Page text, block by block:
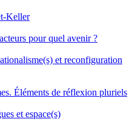
Keller
pour quel avenir ?
et reconfiguration
Éléments de réflexion pluriels
et espace(s)